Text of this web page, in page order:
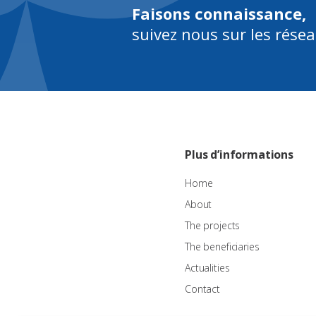
Faisons connaissance,
suivez nous sur les
Plus d’informations
Home
About
The projects
The beneficiaries
Actualities
Contact